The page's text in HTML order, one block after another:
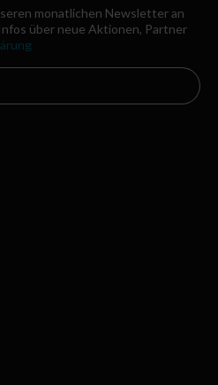
monatlichen Newsletter an
über neue Aktionen, Partner